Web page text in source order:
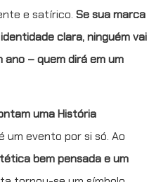
e satírico. Se sua marca
clara, ninguém vai
ano – quem dirá em um
uma História
um evento por si só. Ao
bem pensada e um